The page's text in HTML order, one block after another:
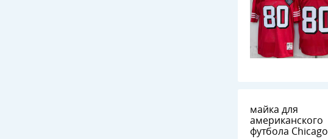
майка для
американского
футбола Chicago